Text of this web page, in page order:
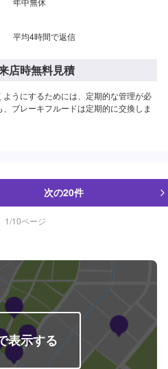
平均4時間で返信
店時無料見積
うにするためには、定期的な管理が必
ブレーキフルードは定期的に交換しま
次の20件
1/10ページ
表示する